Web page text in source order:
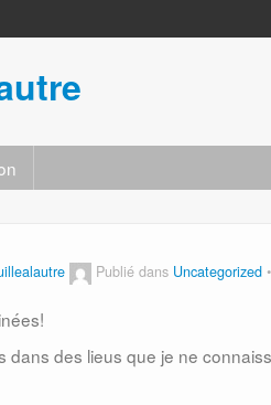
Publié dans Uncategorized
dans des lieus que je ne